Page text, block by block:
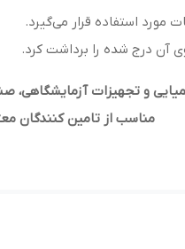
مورد استفاده قرار می‌گیرد.
آن درج شده را برداشت کرد.
و تجهیزات آزمایشگاهی،
مناسب از تامین کنندگان